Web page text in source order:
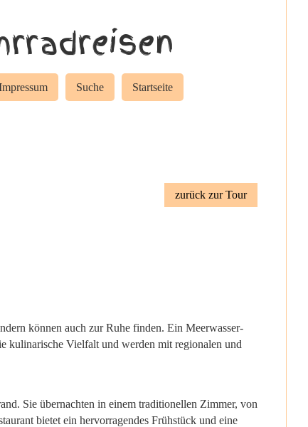
Suche Startseite
zurück zur Tour
können auch zur Ruhe finden. Ein Meerwasser-
kulinarische Vielfalt und werden mit regionalen und
Sie übernachten in einem traditionellen Zimmer, von
bietet ein hervorragendes Frühstück und eine